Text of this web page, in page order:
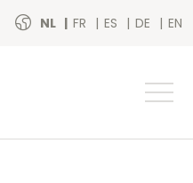
NL FR ES DE EN